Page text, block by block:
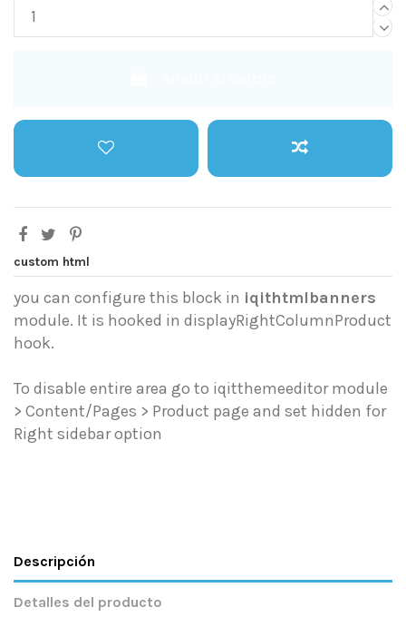
custom html
you can configure this block in iqithtmlbanners
module. It is hooked in displayRightColumnProduct
hook.
To disable entire area go to iqitthemeeditor module
> Content/Pages > Product page and set hidden for
Right sidebar option
Descripción
Detalles del producto